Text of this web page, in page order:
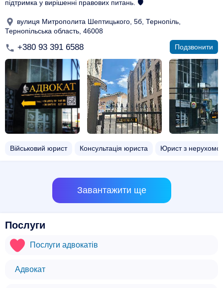
підтримка у вирішенні правових питань. 🛡️
вулиця Митрополита Шептицького, 5б, Тернопіль,
Тернопільська область, 46008
+380 93 391 6588 Подзвонити
Військовий юрист Консультація юриста Юрист з
Завантажити ще
Послуги
Послуги адвокатів
Адвокат